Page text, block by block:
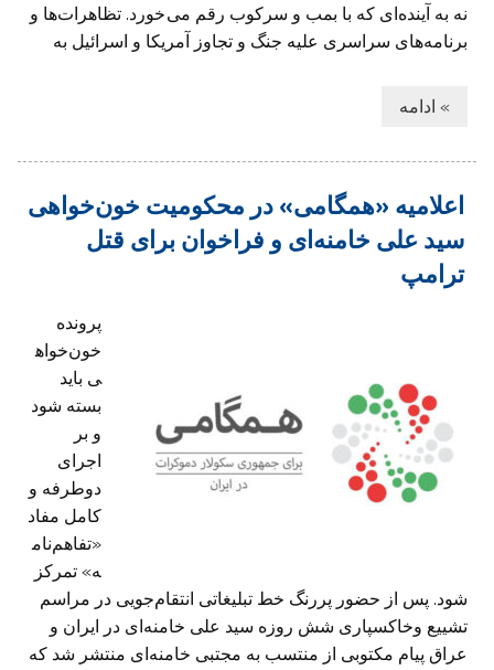
نه به آینده‌ای که با بمب و سرکوب رقم می خورد. تظاهرات‌‌ها و
برنامه‌های سراسری علیه جنگ و تجاوز آمریکا و اسرائیل به
» ادامه
اعلامیه «همگامی» در محکومیت خون‌خواهی
سید علی خامنه‌ای و فراخوان برای قتل
ترامپ
پرونده
خون‌خواه
ی باید
بسته شود
و بر
اجرای
دوطرفه و
کامل مفاد
«تفاهم‌نام
ه» تمرکز
شود. پس از حضور پررنگ خط تبلیغاتی انتقام‌جویی در مراسم
تشییع وخاکسپاری شش روزه سید علی خامنه‌ای در ایران و
عراق پیام مکتوبی از منتسب به مجتبی خامنه‌ای منتشر شد که